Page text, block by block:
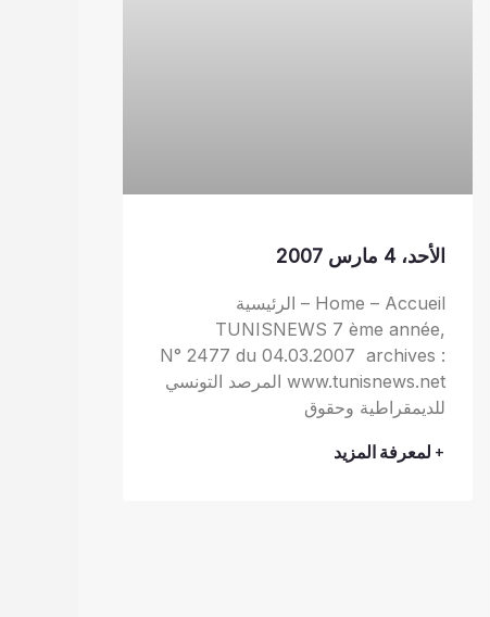
الأحد، 4 مارس 2007
Home – Accueil – الرئيسية
TUNISNEWS 7 ème année,
N° 2477 du 04.03.2007 archives :
www.tunisnews.net المرصد التونسي
للديمقراطية وحقوق
+ لمعرفة المزيد